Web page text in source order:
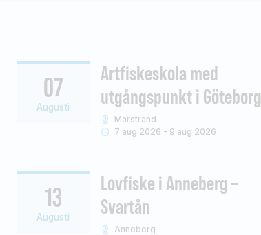
07
Augusti
Artfiskeskola med
utgångspunkt i Göteborg
Marstrand
7 aug 2026 - 9 aug 2026
13
Augusti
Lovfiske i Anneberg –
Svartån
Anneberg